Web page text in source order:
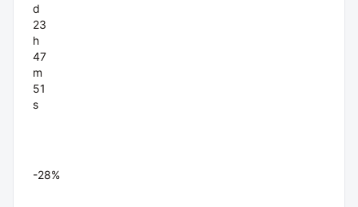
d
23
h
47
m
51
s
-28%